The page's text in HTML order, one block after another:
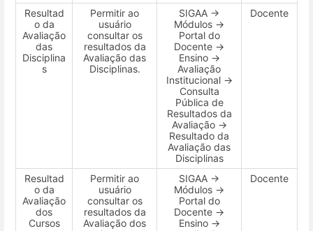
Resultad
o da
Avaliação
das
Disciplina
s
Permitir ao
usuário
consultar os
resultados da
Avaliação das
Disciplinas.
SIGAA →
Módulos →
Portal do
Docente →
Ensino →
Avaliação
Institucional →
Consulta
Pública de
Resultados da
Avaliação →
Resultado da
Avaliação das
Disciplinas
Docente
Resultad
o da
Avaliação
dos
Cursos
Permitir ao
usuário
consultar os
resultados da
Avaliação dos
SIGAA →
Módulos →
Portal do
Docente →
Ensino →
Docente